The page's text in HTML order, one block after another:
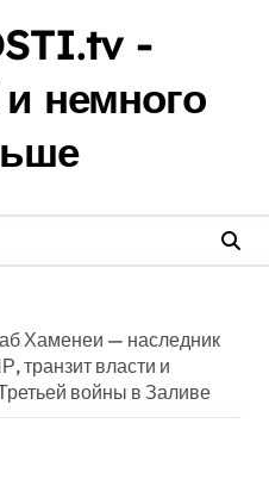
-
немного
Хаменеи — наследник
транзит власти и
войны в Заливе